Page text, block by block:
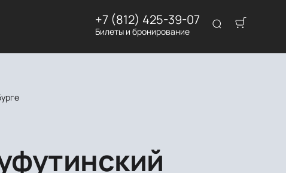
+7 (812) 425-39-07
Билеты и бронирование